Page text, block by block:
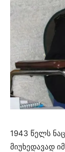
1943 წელს
მიუხედავად